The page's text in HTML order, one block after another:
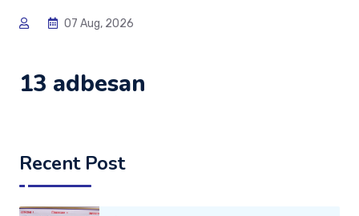
07 Aug, 2026
13 adbesan
Recent Post